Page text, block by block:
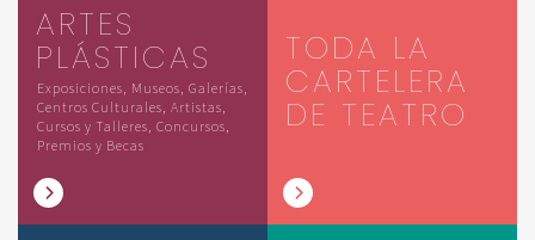
ARTES
PLÁSTICAS
Exposiciones, Museos, Galerías,
Centros Culturales, Artistas,
Cursos y Talleres, Concursos,
Premios y Becas
TODA LA
CARTELERA
DE TEATRO